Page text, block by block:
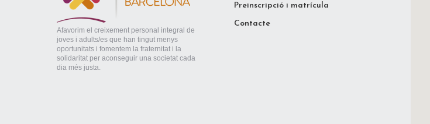
Afavorim el creixement personal integral de
joves i adults/es que han tingut menys
oportunitats i fomentem la fraternitat i la
solidaritat per aconseguir una societat cada
dia més justa.
Preinscripció i matrícula
Contacte